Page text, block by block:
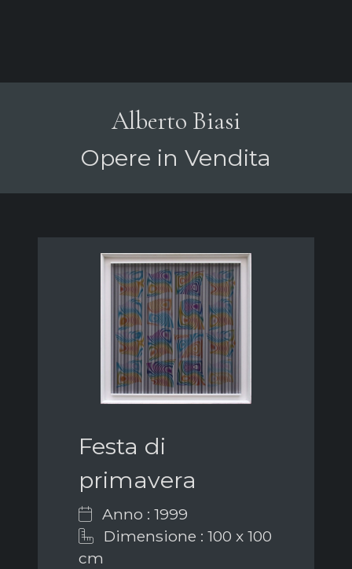
Alberto Biasi
Opere in Vendita
Festa di
primavera
Anno : 1999
Dimensione : 100 x 100
cm